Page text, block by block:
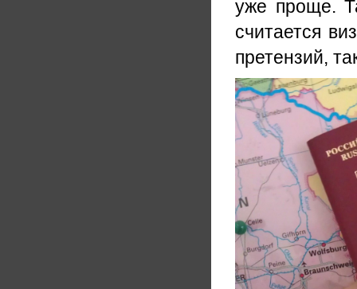
уже проще.
считается
претензий,